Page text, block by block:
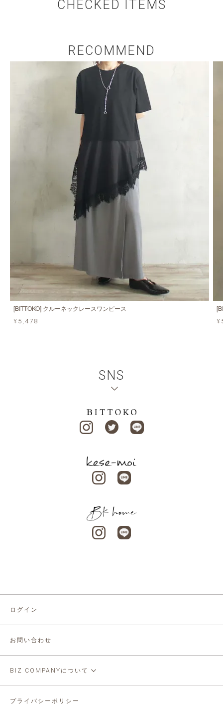
CHECKED ITEMS
RECOMMEND
[BITTOKO] クルーネックレースワンピース
¥5,478
SNS
ログイン
お問い合わせ
BIZ COMPANYについて
プライバシーポリシー